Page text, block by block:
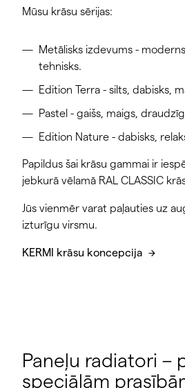
Mūsu krāsu sērijas:
Metālisks izdevums -
tehnisks.
Edition Terra - silts, dabisks,
Pastel - gaišs, maigs,
Edition Nature - dabisks,
Papildus šai krāsu gammai ir
jebkurā vēlamā RAL CLASSIC
Jūs vienmēr varat paļauties uz
izturīgu virsmu.
KERMI krāsu koncepcija
Paneļu radiatori –
speciālām